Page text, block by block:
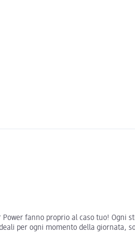
fanno proprio al caso tuo! Ogni
per ogni momento della giornata,